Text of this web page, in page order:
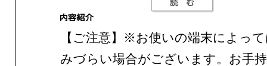
【ご注意】※お使いの端末によっ
みづらい場合がございます。お手